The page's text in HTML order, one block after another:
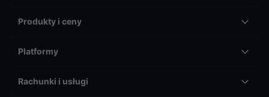
Produkty i ceny
Platformy
Rachunki i usługi